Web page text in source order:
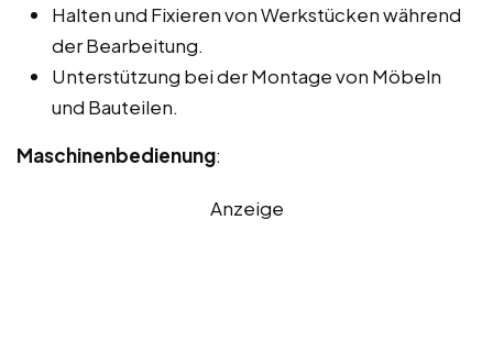
Halten und Fixieren von Werkstücken während
der Bearbeitung.
Unterstützung bei der Montage von Möbeln
und Bauteilen.
Maschinenbedienung:
Anzeige